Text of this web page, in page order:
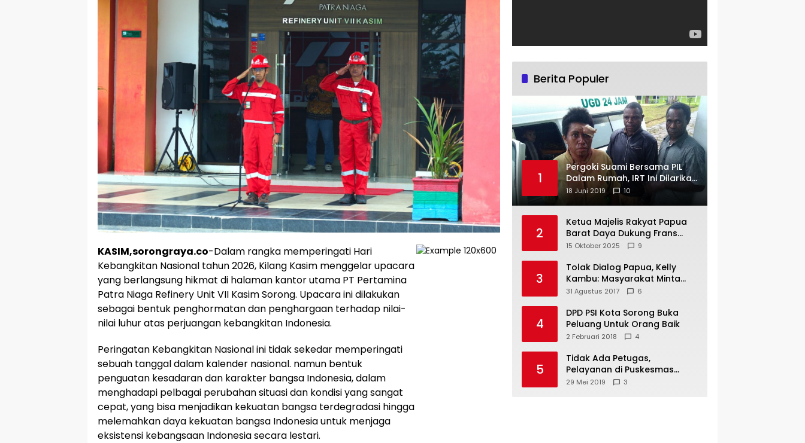
KASIM,sorongraya.co-Dalam rangka memperingati Hari
Kebangkitan Nasional tahun 2026, Kilang Kasim menggelar upacara
yang berlangsung hikmat di halaman kantor utama PT Pertamina
Patra Niaga Refinery Unit VII Kasim Sorong. Upacara ini dilakukan
sebagai bentuk penghormatan dan penghargaan terhadap nilai-
nilai luhur atas perjuangan kebangkitan Indonesia.
Peringatan Kebangkitan Nasional ini tidak sekedar memperingati
sebuah tanggal dalam kalender nasional. namun bentuk
penguatan kesadaran dan karakter bangsa Indonesia, dalam
menghadapi pelbagai perubahan situasi dan kondisi yang sangat
cepat, yang bisa menjadikan kekuatan bangsa terdegradasi hingga
melemahkan daya kekuatan bangsa Indonesia untuk menjaga
eksistensi kebangsaan Indonesia secara lestari.
Berita Populer
1
Pergoki Suami Bersama PIL
Dalam Rumah, IRT Ini Dilarikan
ke RS
18 Juni 2019 10
2
Ketua Majelis Rakyat Papua
Barat Daya Dukung Frans
Pigome Sebagai Presidir PT
15 Oktober 2025 9
3
Tolak Dialog Papua, Kelly
Kambu: Masyarakat Minta
Pemekaran
31 Agustus 2017 6
4
DPD PSI Kota Sorong Buka
Peluang Untuk Orang Baik
2 Februari 2018 4
5
Tidak Ada Petugas,
Pelayanan di Puskesmas
Mare-Maybrat Lumpuh
29 Mei 2019 3